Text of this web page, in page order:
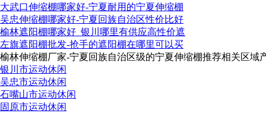
大武口伸缩棚哪家好-宁夏耐用的宁夏伸缩棚
吴忠伸缩棚哪家好-宁夏回族自治区性价比好
榆林遮阳棚哪家好_银川哪里有供应高性价遮
左旗遮阳棚批发-抢手的遮阳棚在哪里可以买
榆林伸缩棚厂家-宁夏回族自治区级的宁夏伸缩棚推荐相关区域
银川市运动休闲
吴忠市运动休闲
石嘴山市运动休闲
固原市运动休闲